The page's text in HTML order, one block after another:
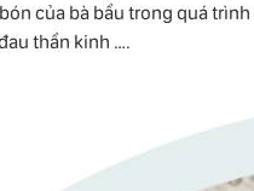
của bà bầu trong quá
thần kinh ….